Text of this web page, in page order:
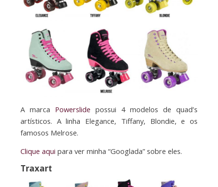
A marca Powerslide possui 4 modelos de quad’s
artísticos. A linha Elegance, Tiffany, Blondie, e os
famosos Melrose.
Clique aqui para ver minha “Googlada” sobre eles.
Traxart